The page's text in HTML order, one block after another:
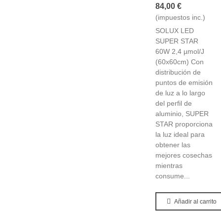
84,00 €
(impuestos inc.)
SOLUX LED
SUPER STAR
60W 2,4 µmol/J
(60x60cm) Con
distribución de
puntos de emisión
de luz a lo largo
del perfil de
aluminio, SUPER
STAR proporciona
la luz ideal para
obtener las
mejores cosechas
mientras
consume...
Añadir al carrito